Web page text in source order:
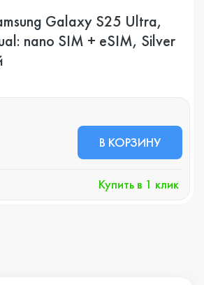
Galaxy S25 Ultra,
nano SIM + eSIM, Silver
В КОРЗИНУ
Купить в 1 клик